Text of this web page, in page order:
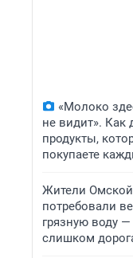
«Молоко
не видит». Как
продукты,
покупаете
Жители Омской
потребовали
грязную воду —
слишком